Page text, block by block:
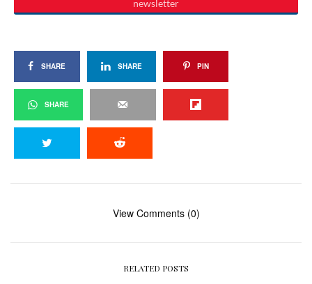
SHARE SHARE PIN
SHARE
View Comments (0)
RELATED POSTS